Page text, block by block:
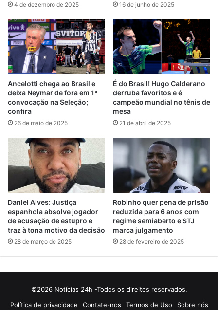
4 de dezembro de 2025 16 de junho de 2025
Ancelotti chega ao Brasil e
deixa Neymar de fora em 1ª
convocação na Seleção;
confira
26 de maio de 2025
É do Brasil! Hugo Calderano
derruba favoritos e é
campeão mundial no tênis de
mesa
21 de abril de 2025
Daniel Alves: Justiça
espanhola absolve jogador
de acusação de estupro e
traz à tona motivo da decisão
28 de março de 2025
Robinho quer pena de prisão
reduzida para 6 anos com
regime semiaberto e STJ
marca julgamento
28 de fevereiro de 2025
©2026 Notícias 24h -Todos os direitos reservados.
Política de privacidade
Contate-nos Termos de Uso Sobre nós